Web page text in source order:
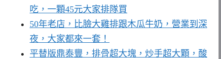
吃，一顆45元大家排隊買
50年老店，比臉大雞排跟木瓜牛奶，營業到深
夜，大家都來一套！
平替版鼎泰豐，排骨超大塊，炒手超大顆，酸